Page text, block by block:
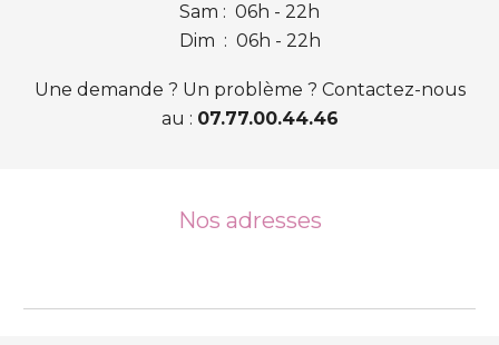
Sam : 06h - 22h
Dim : 06h - 22h
Une demande ? Un problème ? Contactez-nous
au : 07.77.00.44.46
Nos adresses